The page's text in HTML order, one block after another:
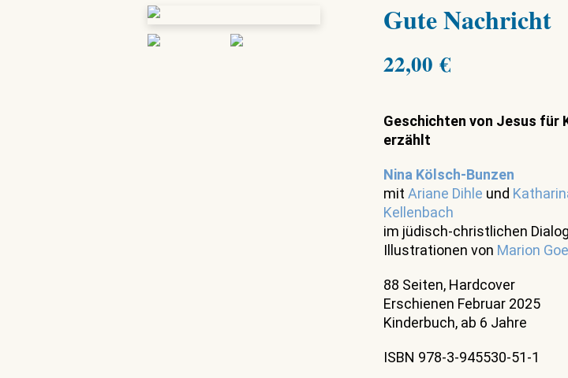
Gute Nachricht
22,00 €
Geschichten von Jesus für
erzählt
Nina Kölsch-Bunzen
mitAriane Dihle und
Kellenbach
im jüdisch-christlichen Dialog
Illustrationen von Marion
88 Seiten, Hardcover
Erschienen Februar 2025
Kinderbuch, ab 6 Jahre
ISBN 978-3-945530-51-1